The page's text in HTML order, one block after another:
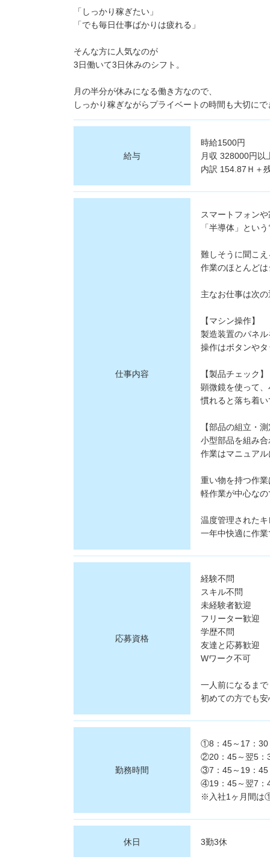
「しっかり稼ぎたい」
「でも毎日仕事ばかりは疲れる」
そんな方に人気なのが
3日働いて3日休みのシフト。
月の半分が休みになる働き方なので、
しっかり稼ぎながらプライベートの時間も大切に
給与
時給1500円
月収 328000円以
内訳 154.87Ｈ＋
仕事内容
スマートフォン
「半導体」とい
難しそうに聞こ
作業のほとんど
主なお仕事は次
【マシン操作】
製造装置のパネ
操作はボタンや
【製品チェック】
顕微鏡を使って
慣れると落ち着
【部品の組立・
小型部品を組み
作業はマニュア
重い物を持つ作
軽作業が中心な
温度管理された
一年中快適に作
応募資格
経験不問
スキル不問
未経験者歓迎
フリーター歓迎
学歴不問
友達と応募歓迎
Wワーク不可
一人前になるま
初めての方でも安
勤務時間
①8：45～17：30
②20：45～翌5：
③7：45～19：45
④19：45～翌7：
※入社1ヶ月間
休日 3勤3休